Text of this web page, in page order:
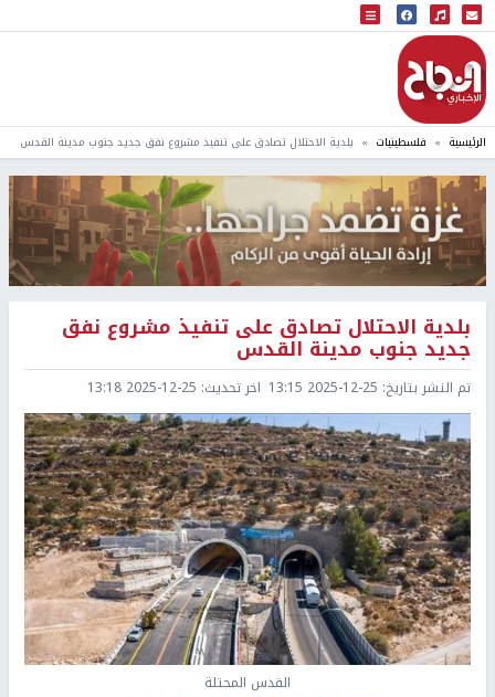
البث المباشر
إذاعة النجاح
الرئيسية فلسطينيات بلدية الاحتلال تصادق على تنفيذ مشروع نفق جديد جنوب مدينة القدس
بلدية الاحتلال تصادق على تنفيذ مشروع نفق
جديد جنوب مدينة القدس
تم النشر بتاريخ: 2025-12-25 13:15 اخر تحديث: 2025-12-25 13:18
القدس المحتلة